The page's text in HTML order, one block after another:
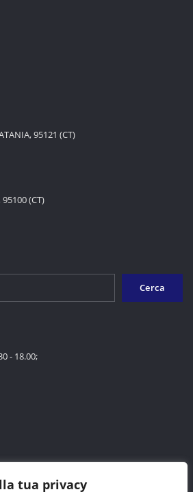
tua privacy
95121 (CT)
(CT)
Cerca
- 18.00;